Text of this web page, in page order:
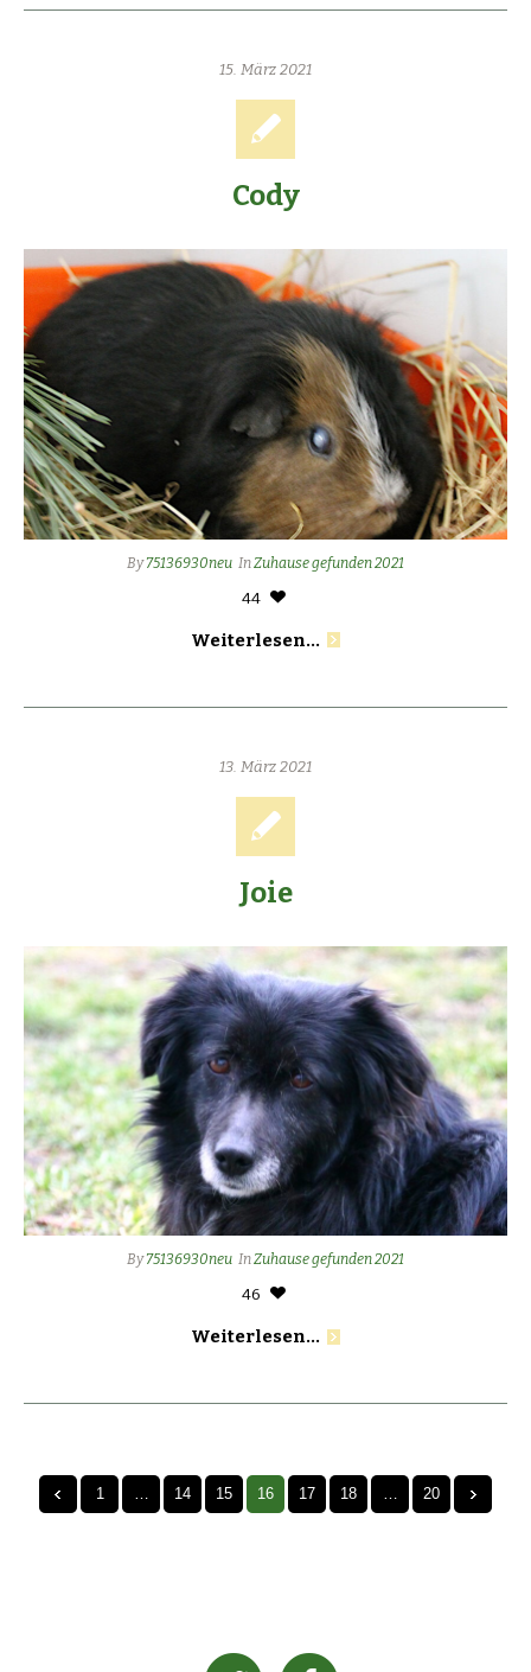
15. März 2021
Cody
By75136930neu InZuhause gefunden 2021
44
Weiterlesen...
13. März 2021
Joie
By75136930neu InZuhause gefunden 2021
46
Weiterlesen...
1 … 14 15 16 17 18 … 20